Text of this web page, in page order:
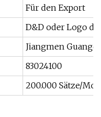
Für den Export
D&D oder Logo
Jiangmen
83024100
200.000 Sätze/